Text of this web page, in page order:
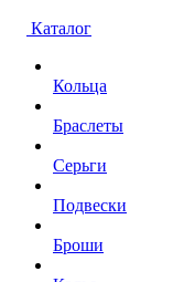
Каталог
Кольца
Браслеты
Серьги
Подвески
Броши